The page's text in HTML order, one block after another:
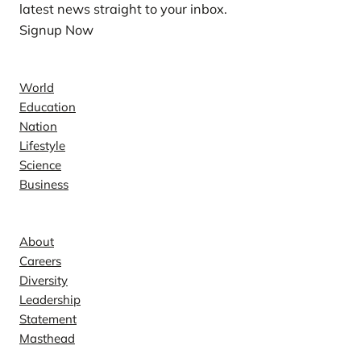
latest news straight to your inbox.
Signup Now
World
Education
Nation
Lifestyle
Science
Business
About
Careers
Diversity
Leadership
Statement
Masthead